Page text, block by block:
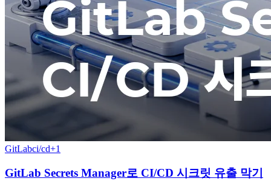
GitLabci/cd+1
GitLab Secrets Manager로 CI/CD 시크릿 유출 막기